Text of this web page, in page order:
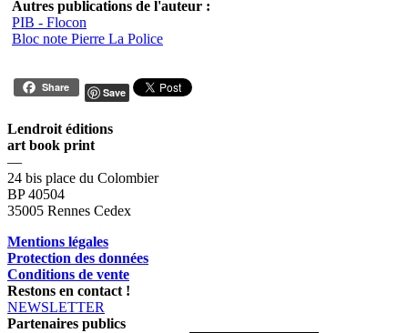
Autres publications de l'auteur :
PIB - Flocon
Bloc note Pierre La Police
Share Save
Lendroit éditions
art book print
—
24 bis place du Colombier
BP 40504
35005 Rennes Cedex
Mentions légales
Protection des données
Conditions de vente
Restons en contact !
NEWSLETTER
Partenaires publics